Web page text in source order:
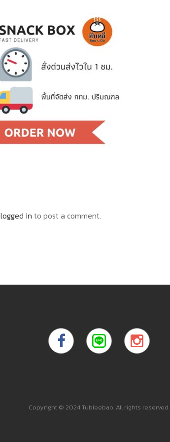
logged in to post a comment.
Copyright © 2024 Tubleebao. All rights reserved.